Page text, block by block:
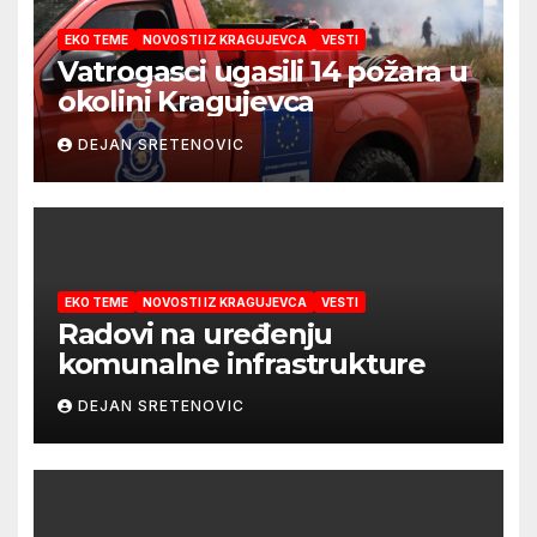
EKO TEME NOVOSTI IZ KRAGUJEVCA VESTI
Vatrogasci ugasili 14 požara u
okolini Kragujevca
DEJAN SRETENOVIC
EKO TEME NOVOSTI IZ KRAGUJEVCA VESTI
Radovi na uređenju
komunalne infrastrukture
DEJAN SRETENOVIC